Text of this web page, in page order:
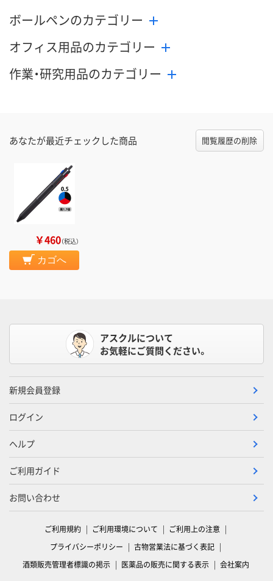
ボールペンのカテゴリー
オフィス用品のカテゴリー
作業・研究用品のカテゴリー
あなたが最近チェックした商品 閲覧履歴の削除
￥460（税込）
カゴへ
アスクルについて
お気軽にご質問ください。
新規会員登録
ログイン
ヘルプ
ご利用ガイド
お問い合わせ
ご利用規約 ご利用環境について
ご利用上の注意
プライバシーポリシー
古物営業法に基づく表記
酒類販売管理者標識の掲示
医薬品の販売に関する表示 会社案内